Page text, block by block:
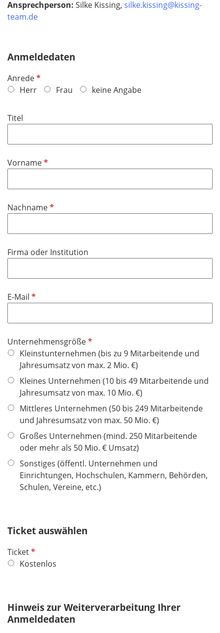
Ansprechperson: Silke Kissing, silke.kissing@kissing-
team.de
Anmeldedaten
AnredeP
f
c
f
e
Herr Frau keine Angabe
Titel
VornameP
c
t
e
d
NachnameP
c
t
e
d
Firma oder Institution
E-Mail P
c
h
t
f
e
d
UnternehmensgrößeP
f
t
f
e
l
d
Kleinstunternehmen (bis zu 9 Mitarbeitende und
Jahresumsatz von max. 2 Mio. €)
Kleines Unternehmen (10 bis 49 Mitarbeitende und
Jahresumsatz von max. 10 Mio. €)
Mittleres Unternehmen (50 bis 249 Mitarbeitende
und Jahresumsatz von max. 50 Mio. €)
Großes Unternehmen (mind. 250 Mitarbeitende
oder mehr als 50 Mio. € Umsatz)
Sonstiges (öffentl. Unternehmen und
Einrichtungen, Hochschulen, Kammern, Behörden,
Schulen, Vereine, etc.)
Ticket auswählen
TicketP
f
h
t
Kostenlos
Hinweis zur Weiterverarbeitung Ihrer
Anmeldedaten